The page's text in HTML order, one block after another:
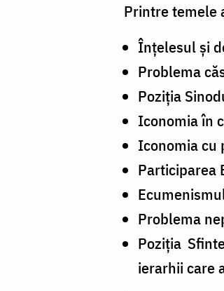
Printre temele
Înțelesul și
Problema
Poziția
Iconomia în
Iconomia cu
Participarea
Problema
Poziția
ierarhii care